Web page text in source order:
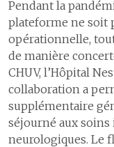
Pendant la
plateforme ne soit
opérationnelle,
de manière
CHUV, l’Hôpital
collaboration a
supplémentaire
séjourné aux
neurologiques. Le